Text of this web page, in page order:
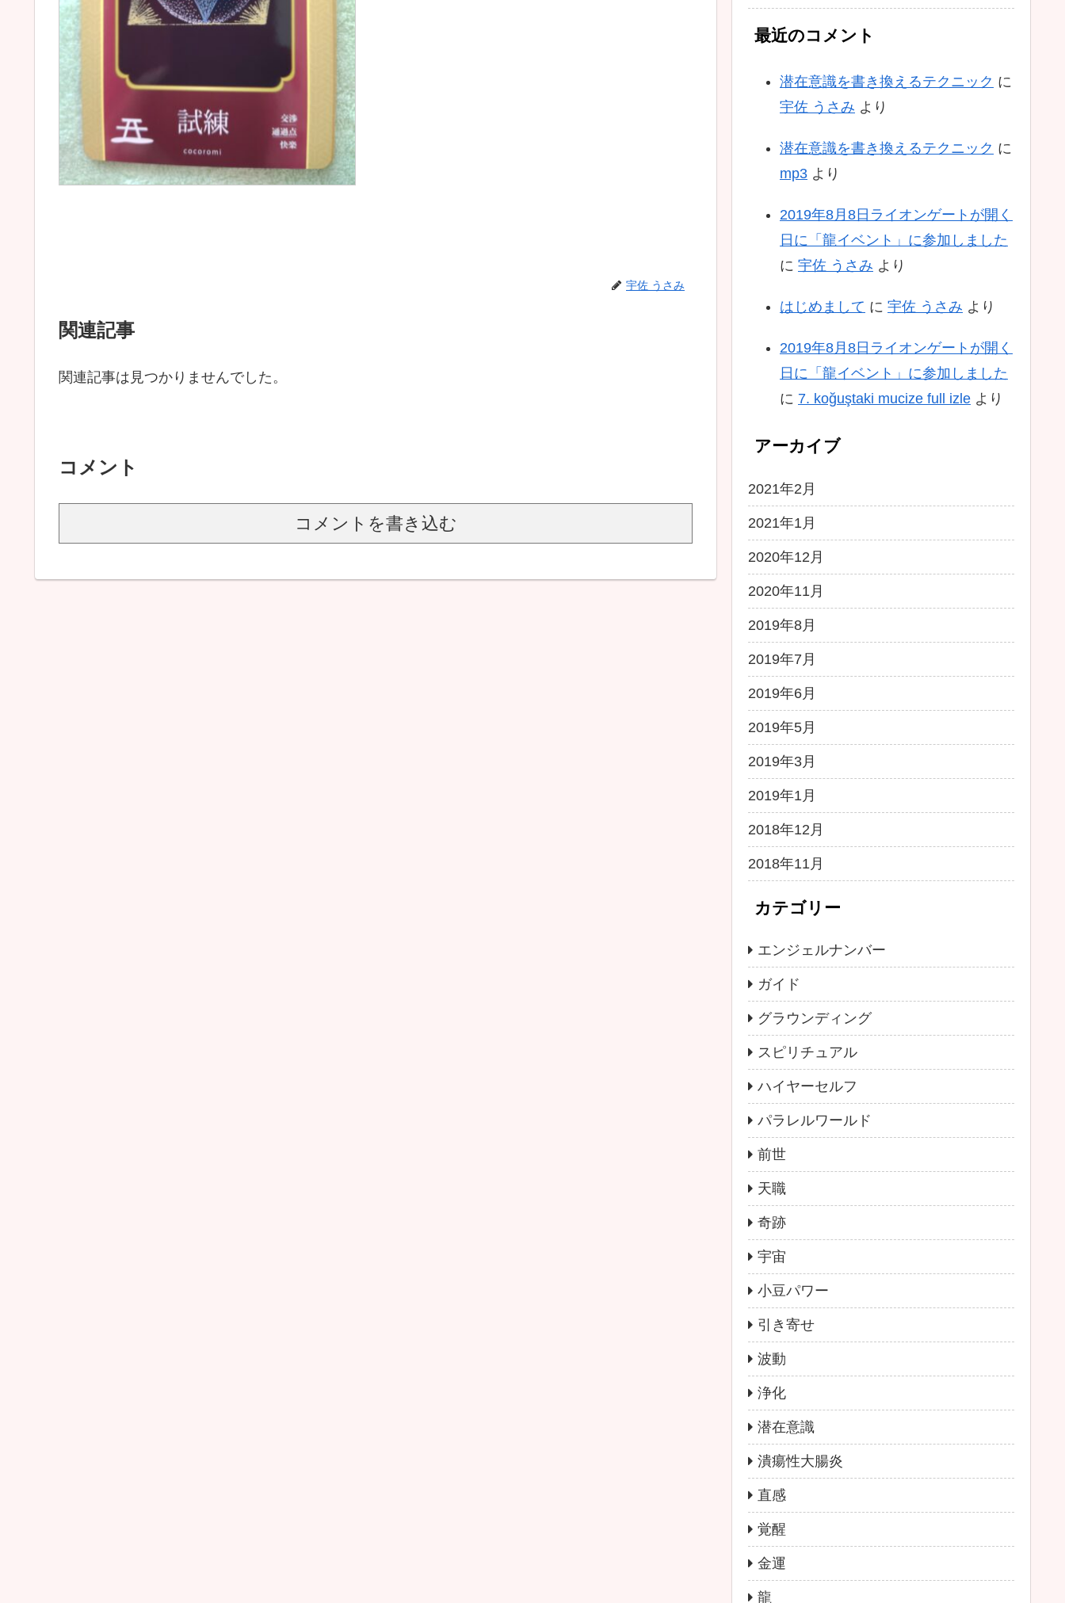
宇佐 うさみ
関連記事
関連記事は見つかりませんでした。
コメント
コメントを書き込む
最近のコメント
潜在意識を書き換えるテクニック に
宇佐 うさみ より
潜在意識を書き換えるテクニック に
mp3 より
2019年8月8日ライオンゲートが開く
日に「龍イベント」に参加しました
に 宇佐 うさみ より
はじめまして に 宇佐 うさみ より
2019年8月8日ライオンゲートが開く
日に「龍イベント」に参加しました
に 7. koğuştaki mucize full izle より
アーカイブ
2021年2月
2021年1月
2020年12月
2020年11月
2019年8月
2019年7月
2019年6月
2019年5月
2019年3月
2019年1月
2018年12月
2018年11月
カテゴリー
エンジェルナンバー
ガイド
グラウンディング
スピリチュアル
ハイヤーセルフ
パラレルワールド
前世
天職
奇跡
宇宙
小豆パワー
引き寄せ
波動
浄化
潜在意識
潰瘍性大腸炎
直感
覚醒
金運
龍